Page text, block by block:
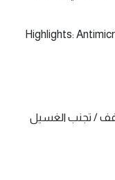
Highlights:
المجفف / تجنب الغسيل